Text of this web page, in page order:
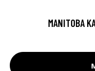
MANITOBA